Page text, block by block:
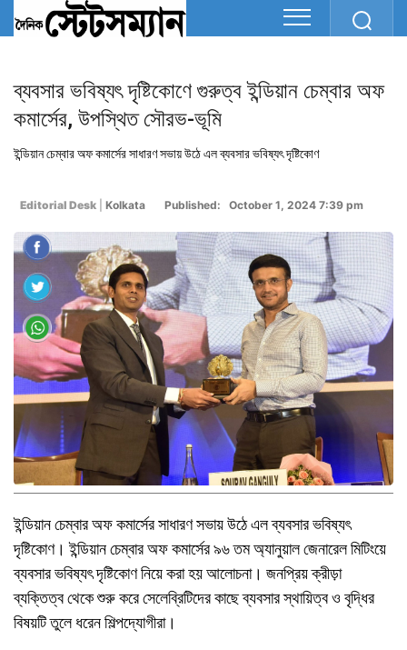
ব্যবসার ভবিষ্যৎ দৃষ্টিকোণে গুরুত্ব ইন্ডিয়ান চেম্বার অফ
কমার্সের, উপস্থিত সৌরভ-ভূমি
ইন্ডিয়ান চেম্বার অফ কমার্সের সাধারণ সভায় উঠে এল ব্যবসার ভবিষ্যৎ দৃষ্টিকোণ
Editorial Desk Kolkata Published: October 1, 2024 7:39 pm
ইন্ডিয়ান চেম্বার অফ কমার্সের সাধারণ সভায় উঠে এল ব্যবসার ভবিষ্যৎ
দৃষ্টিকোণ। ইন্ডিয়ান চেম্বার অফ কমার্সের ৯৬ তম অ্যানুয়াল জেনারেল মিটিংয়ে
ব্যবসার ভবিষ্যৎ দৃষ্টিকোণ নিয়ে করা হয় আলোচনা। জনপ্রিয় ক্রীড়া
ব্যক্তিত্ব থেকে শুরু করে সেলেব্রিটিদের কাছে ব্যবসার স্থায়িত্ব ও বৃদ্ধির
বিষয়টি তুলে ধরেন শিল্পদ্যোগীরা।